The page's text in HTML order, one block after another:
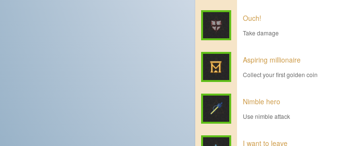
Ouch!
Take damage
Aspiring millionaire
Collect your first golden coin
Nimble hero
Use nimble attack
I want to leave